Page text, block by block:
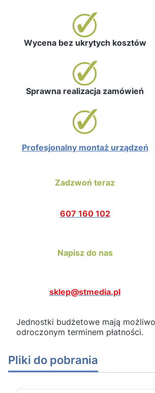
Wycena bez ukrytych kosztów
Sprawna realizacja zamówień
Profesjonalny montaż urządzeń
Zadzwoń teraz
607 160 102
Napisz do nas
sklep@stmedia.pl
Jednostki budżetowe mają
odroczonym terminem płatności.
Pliki do pobrania